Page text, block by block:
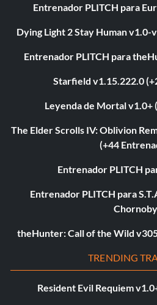
Entrenador PLITCH para
Dying Light 2 Stay Human v1.0-
Entrenador PLITCH para
Starfield v1.15.222.0
Leyenda de Mortal v1.0+
The Elder Scrolls IV: Oblivion
(+44
Entrenador PLITCH
Entrenador PLITCH para
theHunter: Call of the Wild
TRENDING
Resident Evil Requiem